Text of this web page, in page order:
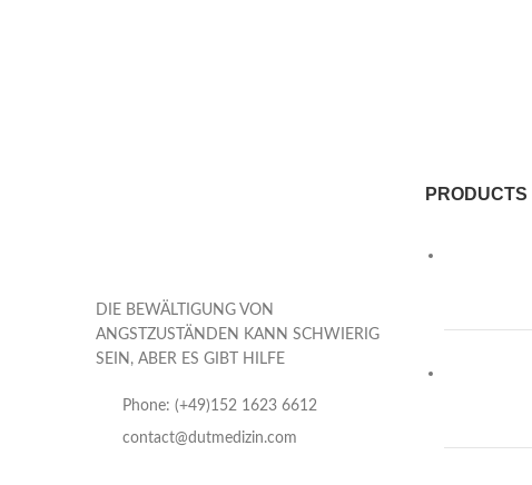
DIE BEWÄLTIGUNG VON
ANGSTZUSTÄNDEN KANN SCHWIERIG
SEIN, ABER ES GIBT HILFE
Phone: (+49)152 1623 6612
contact@dutmedizin.com
PRODUCTS